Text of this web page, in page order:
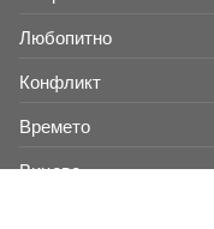
Любопитно
Конфликт
Времето
Вицове